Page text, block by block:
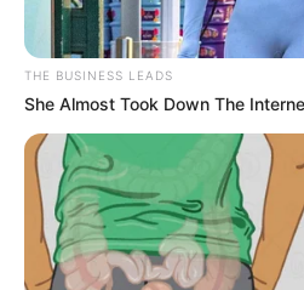
(foto: instagram/
Daftar isi
THE BUSINESS LEADS
She Almost Took Down The